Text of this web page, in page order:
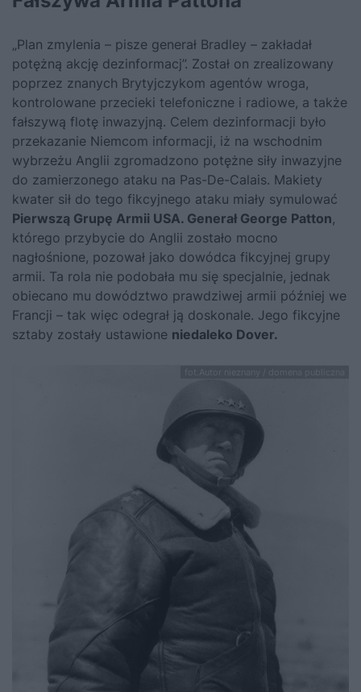
„Plan zmylenia – pisze generał Bradley – zakładał
potężną akcję dezinformacj”. Został on zrealizowany
poprzez znanych Brytyjczykom agentów wroga,
kontrolowane przecieki telefoniczne i radiowe, a także
fałszywą flotę inwazyjną. Celem dezinformacji było
przekazanie Niemcom informacji, iż na wschodnim
wybrzeżu Anglii zgromadzono potężne siły inwazyjne
do zamierzonego ataku na Pas-De-Calais. Makiety
kwater sił do tego fikcyjnego ataku miały symulować
Pierwszą Grupę Armii USA. Generał George Patton,
którego przybycie do Anglii zostało mocno
nagłośnione, pozował jako dowódca fikcyjnej grupy
armii. Ta rola nie podobała mu się specjalnie, jednak
obiecano mu dowództwo prawdziwej armii później we
Francji – tak więc odegrał ją doskonale. Jego fikcyjne
sztaby zostały ustawione niedaleko Dover.